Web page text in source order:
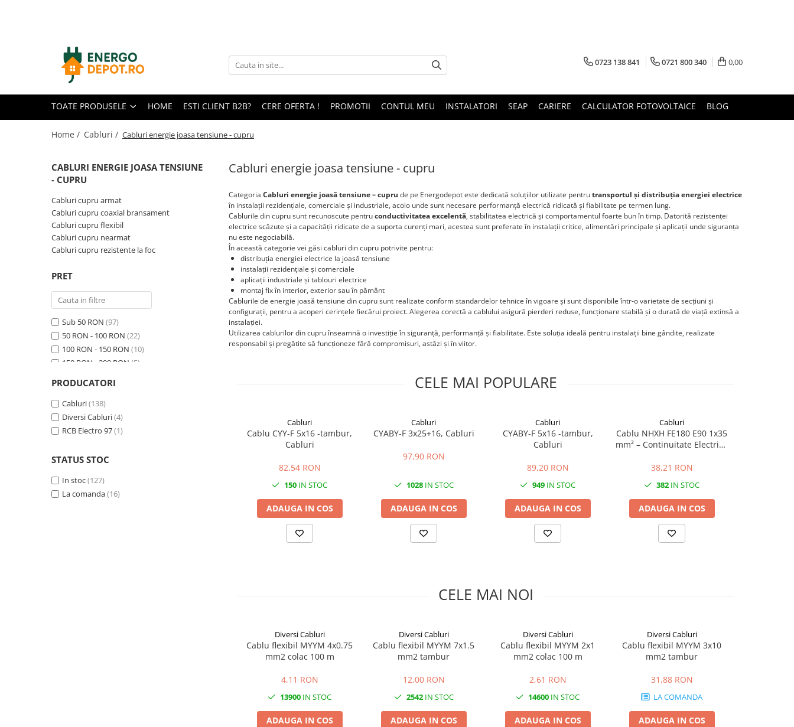
Panouri fotovoltaice
Canadian Solar
Optimizatoare panouri
Microinvertoare
Accesorii Fronius
Invertoare Hibride Fronius
Invertoare On-Grid Fronius
Invertoare on-grid Sungrow
Statii de reincarcare Sungrow
Invertor Hibrid - Off Grid
0723 138 841 0721 800 340 0,00
TOATE PRODUSELE HOME ESTI CLIENT B2B? CERE OFERTA ! PROMOTII CONTUL MEU INSTALATORI SEAP CARIERE CALCULATOR FOTOVOLTAICE BLOG
Home / Cabluri / Cabluri energie joasa tensiune - cupru
Cabluri energie joasa tensiune - cupru
Categoria Cabluri energie joasă tensiune – cupru de pe Energodepot este dedicată soluțiilor utilizate pentrutransportul și distribuția energiei electrice
în instalații rezidențiale, comerciale și industriale, acolo unde sunt necesare performanță electrică ridicată și fiabilitate pe termen lung.
Cablurile din cupru sunt recunoscute pentruconductivitatea excelentă, stabilitatea electrică și comportamentul foarte bun în timp. Datorită rezistenței
electrice scăzute și a capacității ridicate de a suporta curenți mari, acestea sunt preferate în instalații critice, alimentări principale și aplicații unde siguranța
nu este negociabilă.
În această categorie vei găsi cabluri din cupru potrivite pentru:
distribuția energiei electrice la joasă tensiune
instalații rezidențiale și comerciale
aplicații industriale și tablouri electrice
montaj fix în interior, exterior sau în pământ
Cablurile de energie joasă tensiune din cupru sunt realizate conform standardelor tehnice în vigoare și sunt disponibile într-o varietate de secțiuni și
configurații, pentru a acoperi cerințele fiecărui proiect. Alegerea corectă a cablului asigură pierderi reduse, funcționare stabilă și o durată de viață extinsă a
instalației.
Utilizarea cablurilor din cupru înseamnă o investiție în siguranță, performanță și fiabilitate. Este soluția ideală pentru instalații bine gândite, realizate
responsabil și pregătite să funcționeze fără compromisuri, astăzi și în viitor.
CABLURI ENERGIE JOASA TENSIUNE
- CUPRU
Cabluri cupru armat
Cabluri cupru coaxial bransament
Cabluri cupru flexibil
Cabluri cupru nearmat
Cabluri cupru rezistente la foc
PRET
Sub 50 RON (97)
50 RON - 100 RON (22)
100 RON - 150 RON (10)
150 RON - 200 RON (5)
250 RON - 300 RON
300 RON - 400 RON
400 RON - 500 RON
500 RON - 750 RON
PRODUCATORI
Cabluri(138)
Diversi Cabluri(4)
RCB Electro 97(1)
STATUS STOC
In stoc(127)
La comanda(16)
CELE MAI POPULARE
Cabluri
Cablu CYY-F 5x16 -tambur,
Cabluri
82,54 RON
150 IN STOC
ADAUGA IN COS
Cabluri
CYABY-F 3x25+16, Cabluri
97,90 RON
1028IN STOC
ADAUGA IN COS
Cabluri
CYABY-F 5x16 -tambur,
Cabluri
89,20 RON
949 IN STOC
ADAUGA IN COS
Cabluri
Cablu NHXH FE180 E90 1x35
mm² – Continuitate Electrică
38,21 RON
382 IN STOC
ADAUGA IN COS
CELE MAI NOI
Diversi Cabluri
Cablu flexibil MYYM 4x0.75
mm2 colac 100 m
4,11 RON
13900 IN STOC
ADAUGA IN COS
Diversi Cabluri
Cablu flexibil MYYM 7x1.5
mm2 tambur
12,00 RON
2542IN STOC
ADAUGA IN COS
Diversi Cabluri
Cablu flexibil MYYM 2x1
mm2 colac 100 m
2,61 RON
14600 IN STOC
ADAUGA IN COS
Diversi Cabluri
Cablu flexibil MYYM 3x10
mm2 tambur
31,88 RON
LA COMANDA
ADAUGA IN COS